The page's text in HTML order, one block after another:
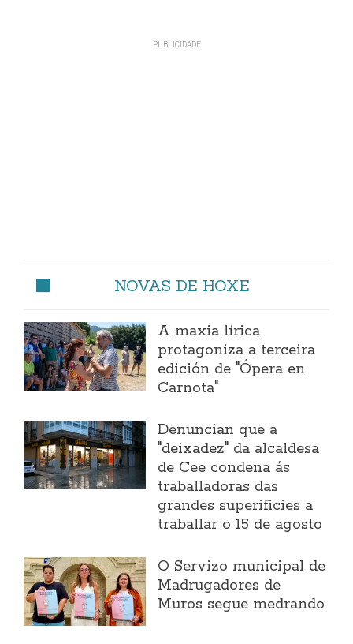
NOVAS DE HOXE
A maxia lírica
protagoniza a terceira
edición de "Ópera en
Carnota"
Denuncian que a
"deixadez" da alcaldesa
de Cee condena ás
traballadoras das
grandes superificies a
traballar o 15 de agosto
O Servizo municipal de
Madrugadores de
Muros segue medrando